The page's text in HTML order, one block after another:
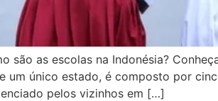
são as escolas na Indonésia?
um único estado, é composto por
pelos vizinhos em […]